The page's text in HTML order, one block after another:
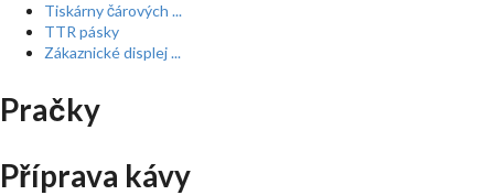
Tiskárny čárových ...
TTR pásky
Zákaznické displej ...
Pračky
Příprava kávy